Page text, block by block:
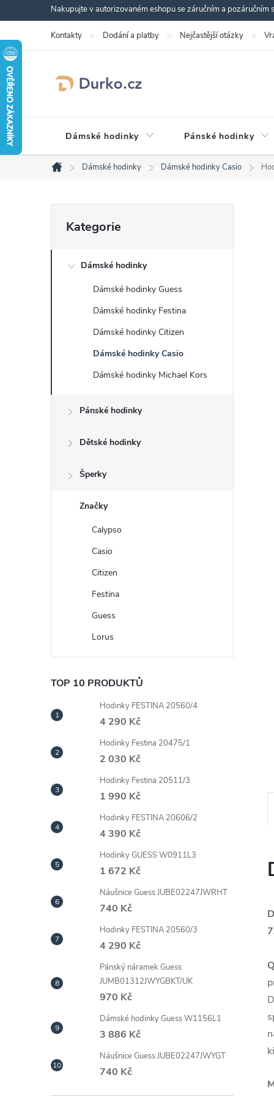
na
obsah
Nakupujte v autorizovaném eshopu se záručním a pozáručním
Kontakty Dodání a platby Nejčastější otázky
Dámské hodinky Pánské hodinky
Domů
Dámské hodinky Dámské hodinky Casio
o
n
kategorie
Kategorie
Dámské hodinky
Dámské hodinky Guess
Dámské hodinky Festina
Dámské hodinky Citizen
Dámské hodinky Casio
Dámské hodinky Michael Kors
Pánské hodinky
Dětské hodinky
Šperky
Značky
Calypso
Casio
Citizen
Festina
Guess
Lorus
TOP 10 PRODUKTŮ
Hodinky FESTINA 20560/4
4 290 Kč
Hodinky Festina 20475/1
2 030 Kč
Hodinky Festina 20511/3
1 990 Kč
Hodinky FESTINA 20606/2
4 390 Kč
Hodinky GUESS W0911L3
1 672 Kč
Náušnice Guess JUBE02247JWRHT
740 Kč
Hodinky FESTINA 20560/3
4 290 Kč
Pánský náramek Guess
JUMB01312JWYGBKT/UK
970 Kč
Dámské hodinky Guess W1156L1
3 886 Kč
Náušnice Guess JUBE02247JWYGT
740 Kč